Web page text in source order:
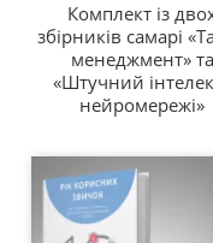
Комплект із
збірників самарі
менеджмент» та
«Штучний
нейромережі»